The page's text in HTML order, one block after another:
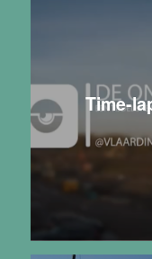
Time-